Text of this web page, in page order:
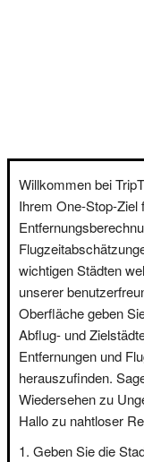
Willkommen bei
Ihrem One-Stop-Ziel
wichtigen Städten
unserer
Oberfläche geben
Abflug- und
Entfernungen und
herauszufinden.
Wiedersehen zu
Hallo zu nahtloser
Geben Sie die